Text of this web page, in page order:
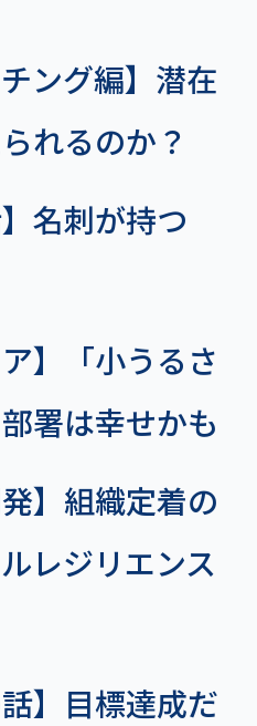
ング編】潜在
れるのか？
名刺が持つ
】「小うるさ
署は幸せかも
】組織定着の
レジリエンス
】目標達成だ